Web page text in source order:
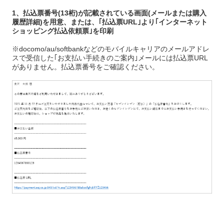
1、払込票番号(13桁)が記載されている画面(メールまたは購入
履歴詳細)を用意、または、｢払込票URL｣より｢インターネット
ショッピング払込依頼票｣を印刷
※docomo/au/softbankなどのモバイルキャリアのメールアドレ
スで受信した｢お支払い手続きのご案内｣メールには払込票URL
がありません。払込票番号をご確認ください。